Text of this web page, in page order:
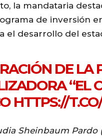
la mandataria
de inversión
el desarrollo del
DE LA
“EL
HTTPS://
Sheinbaum Pardo